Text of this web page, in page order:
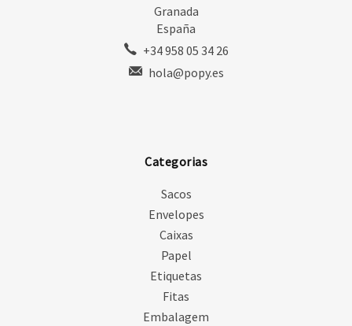
Granada
España
+34 958 05 34 26
hola@popy.es
Categorias
Sacos
Envelopes
Caixas
Papel
Etiquetas
Fitas
Embalagem